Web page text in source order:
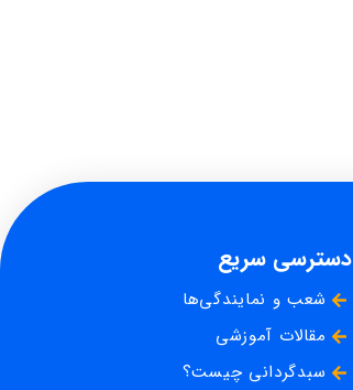
دسترسی سریع
شعب و نمایندگی‌ها
مقالات آموزشی
سبدگردانی چیست؟